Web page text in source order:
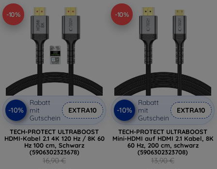
-10%
-10%
Rabatt
mit
Gutschein
EXTRA10
TECH-PROTECT ULTRABOOST
HDMI-Kabel 2.1 4K 120 Hz / 8K 60
Hz 100 cm, Schwarz
(5906302323678)
16,90 €
-10%
-10%
Rabatt
mit
Gutschein
EXTRA10
TECH-PROTECT ULTRABOOST
Mini-HDMI auf HDMI 2.1 Kabel, 8K
60 Hz, 200 cm, schwarz
(5906302323708)
13,90 €